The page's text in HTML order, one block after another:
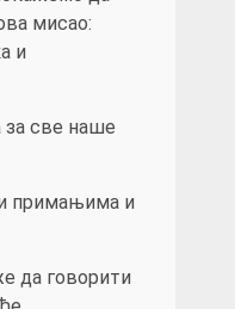
мисао:
и
за све наше
примањима и
да говорити